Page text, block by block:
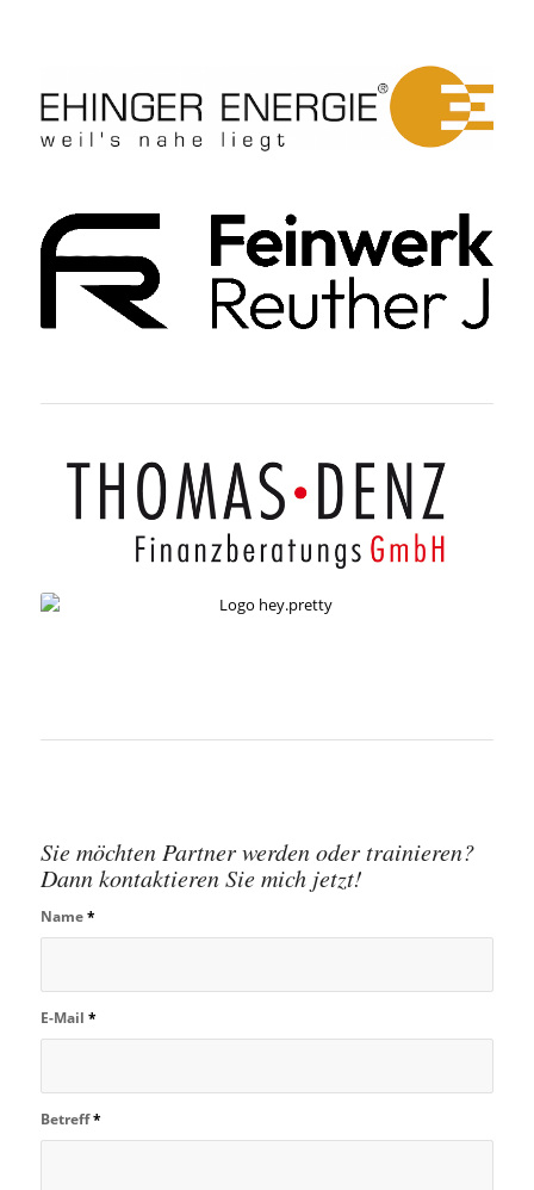
Sie möchten Partner werden oder trainieren?
Dann kontaktieren Sie mich jetzt!
Name*
E-Mail *
Betreff*